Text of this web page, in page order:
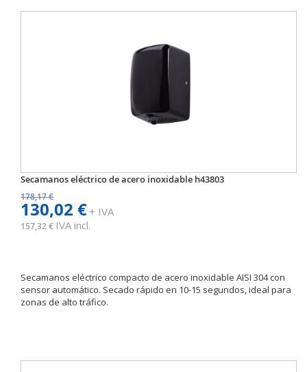
Secamanos eléctrico de acero inoxidable h43803
178,17 €
130,02 €+ IVA
157,32 € IVA incl.
Secamanos eléctrico compacto de acero inoxidable AISI 304 con
sensor automático. Secado rápido en 10-15 segundos, ideal para
zonas de alto tráfico.